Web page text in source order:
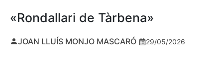
«Rondallari de Tàrbena»
JOAN LLUÍS MONJO MASCARÓ 29/05/2026